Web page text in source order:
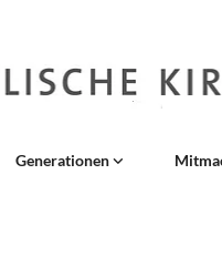
Generationen